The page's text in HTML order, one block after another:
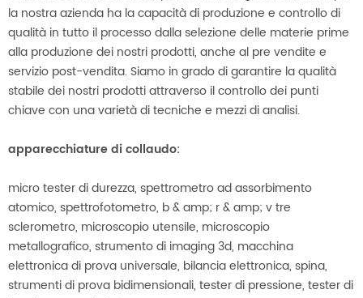
la nostra azienda ha la capacità di produzione e controllo di
qualità in tutto il processo dalla selezione delle materie prime
alla produzione dei nostri prodotti, anche al pre vendite e
servizio post-vendita. Siamo in grado di garantire la qualità
stabile dei nostri prodotti attraverso il controllo dei punti
chiave con una varietà di tecniche e mezzi di analisi.
apparecchiature di collaudo:
micro tester di durezza, spettrometro ad assorbimento
atomico, spettrofotometro, b & amp; r & amp; v tre
sclerometro, microscopio utensile, microscopio
metallografico, strumento di imaging 3d, macchina
elettronica di prova universale, bilancia elettronica, spina,
strumenti di prova bidimensionali, tester di pressione, tester di